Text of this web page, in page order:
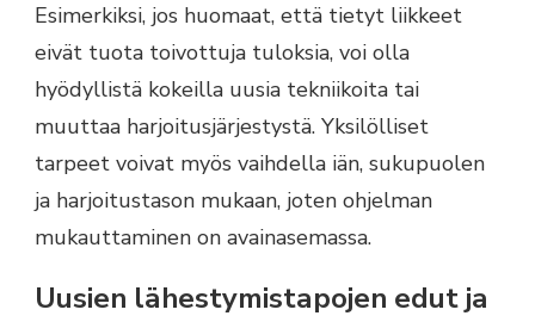
Esimerkiksi, jos huomaat, että tietyt liikkeet
eivät tuota toivottuja tuloksia, voi olla
hyödyllistä kokeilla uusia tekniikoita tai
muuttaa harjoitusjärjestystä. Yksilölliset
tarpeet voivat myös vaihdella iän, sukupuolen
ja harjoitustason mukaan, joten ohjelman
mukauttaminen on avainasemassa.
Uusien lähestymistapojen edut ja